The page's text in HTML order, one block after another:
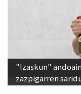
"Izaskun"
zazpigarren